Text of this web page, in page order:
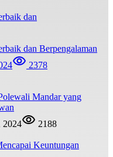
dan Berpengalaman
2378
Mandar yang
2024
2188
Keuntungan